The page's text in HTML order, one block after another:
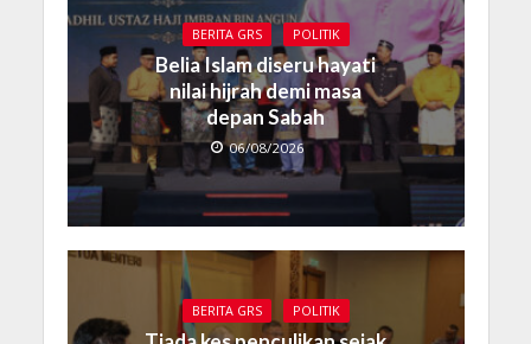
BERITA GRS POLITIK
Belia Islam diseru hayati
nilai hijrah demi masa
depan Sabah
06/08/2026
BERITA GRS POLITIK